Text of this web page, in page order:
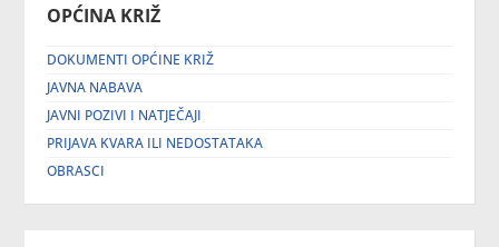
OPĆINA KRIŽ
DOKUMENTI OPĆINE KRIŽ
JAVNA NABAVA
JAVNI POZIVI I NATJEČAJI
PRIJAVA KVARA ILI NEDOSTATAKA
OBRASCI